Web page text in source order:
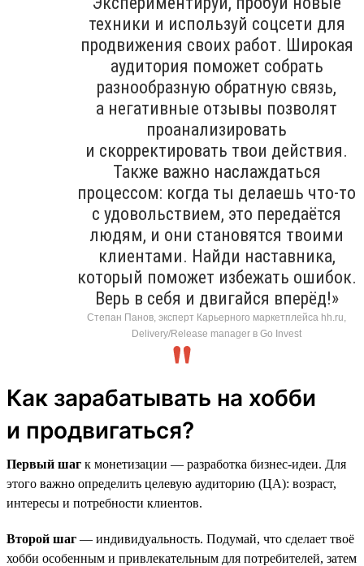
техники и используй соцсети для
продвижения своих работ. Широкая
аудитория поможет собрать
разнообразную обратную связь,
а негативные отзывы позволят
проанализировать
и скорректировать твои действия.
Также важно наслаждаться
процессом: когда ты делаешь что-то
с удовольствием, это передаётся
людям, и они становятся твоими
клиентами. Найди наставника,
который поможет избежать ошибок.
Верь в себя и двигайся вперёд!»
Степан Панов, эксперт Карьерного маркетплейса hh.ru,
Delivery/Release manager в Go Invest
Как зарабатывать на хобби
и продвигаться?
Первый шаг к монетизации — разработка бизнес-идеи. Для
этого важно определить целевую аудиторию (ЦА): возраст,
интересы и потребности клиентов.
Второй шаг — индивидуальность. Подумай, что сделает твоё
хобби особенным и привлекательным для потребителей, затем